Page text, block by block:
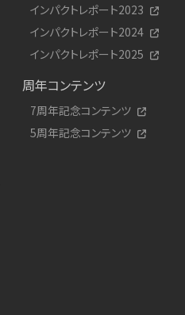
インパクトレポート2023
インパクトレポート2024
インパクトレポート2025
周年コンテンツ
7周年記念コンテンツ
5周年記念コンテンツ